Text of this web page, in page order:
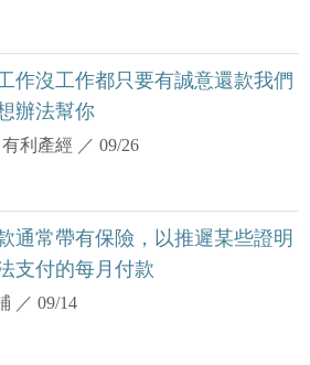
作沒工作都只要有誠意還款我們
辦法幫你
有利產經 ／09/26
通常帶有保險，以推遲某些證明
支付的每月付款
／09/14